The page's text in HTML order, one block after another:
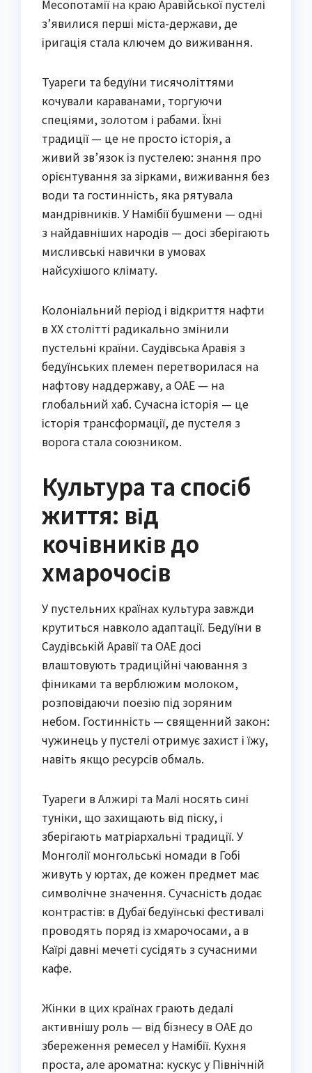
Месопотамії на краю Аравійської пустелі
з’явилися перші міста-держави, де
іригація стала ключем до виживання.
Туареги та бедуїни тисячоліттями
кочували караванами, торгуючи
спеціями, золотом і рабами. Їхні
традиції — це не просто історія, а
живий зв’язок із пустелею: знання про
орієнтування за зірками, виживання без
води та гостинність, яка рятувала
мандрівників. У Намібії бушмени — одні
з найдавніших народів — досі зберігають
мисливські навички в умовах
найсухішого клімату.
Колоніальний період і відкриття нафти
в XX столітті радикально змінили
пустельні країни. Саудівська Аравія з
бедуїнських племен перетворилася на
нафтову наддержаву, а ОАЕ — на
глобальний хаб. Сучасна історія — це
історія трансформації, де пустеля з
ворога стала союзником.
Культура та спосіб
життя: від
кочівників до
хмарочосів
У пустельних країнах культура завжди
крутиться навколо адаптації. Бедуїни в
Саудівській Аравії та ОАЕ досі
влаштовують традиційні чаювання з
фіниками та верблюжим молоком,
розповідаючи поезію під зоряним
небом. Гостинність — священний закон:
чужинець у пустелі отримує захист і їжу,
навіть якщо ресурсів обмаль.
Туареги в Алжирі та Малі носять сині
туніки, що захищають від піску, і
зберігають матріархальні традиції. У
Монголії монгольські номади в Гобі
живуть у юртах, де кожен предмет має
символічне значення. Сучасність додає
контрастів: в Дубаї бедуїнські фестивалі
проводять поряд із хмарочосами, а в
Каїрі давні мечеті сусідять з сучасними
кафе.
Жінки в цих країнах грають дедалі
активнішу роль — від бізнесу в ОАЕ до
збереження ремесел у Намібії. Кухня
проста, але ароматна: кускус у Північній